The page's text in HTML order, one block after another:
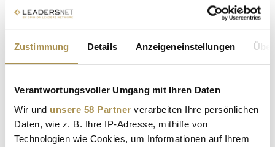
Zustimmung Details Anzeigeneinstellungen
Verantwortungsvoller Umgang mit Ihren Daten
Wir und unsere 58 Partner verarbeiten Ihre persönlichen
Daten, wie z. B. Ihre IP-Adresse, mithilfe von
Technologien wie Cookies, um Informationen auf Ihrem